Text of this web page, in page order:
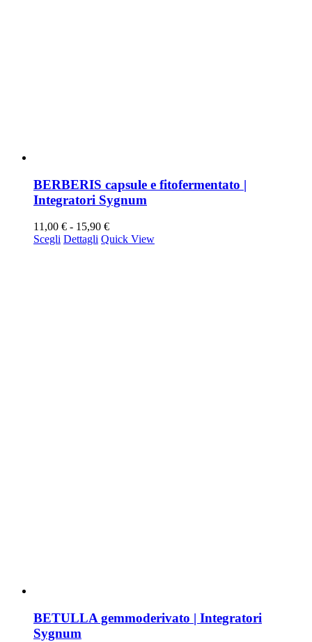
BERBERIS capsule e fitofermentato |
Integratori Sygnum
11,00 € - 15,90 €Fascia
di
Scegli Questo
Dettagli Quick View
BETULLA gemmoderivato | Integratori
Sygnum